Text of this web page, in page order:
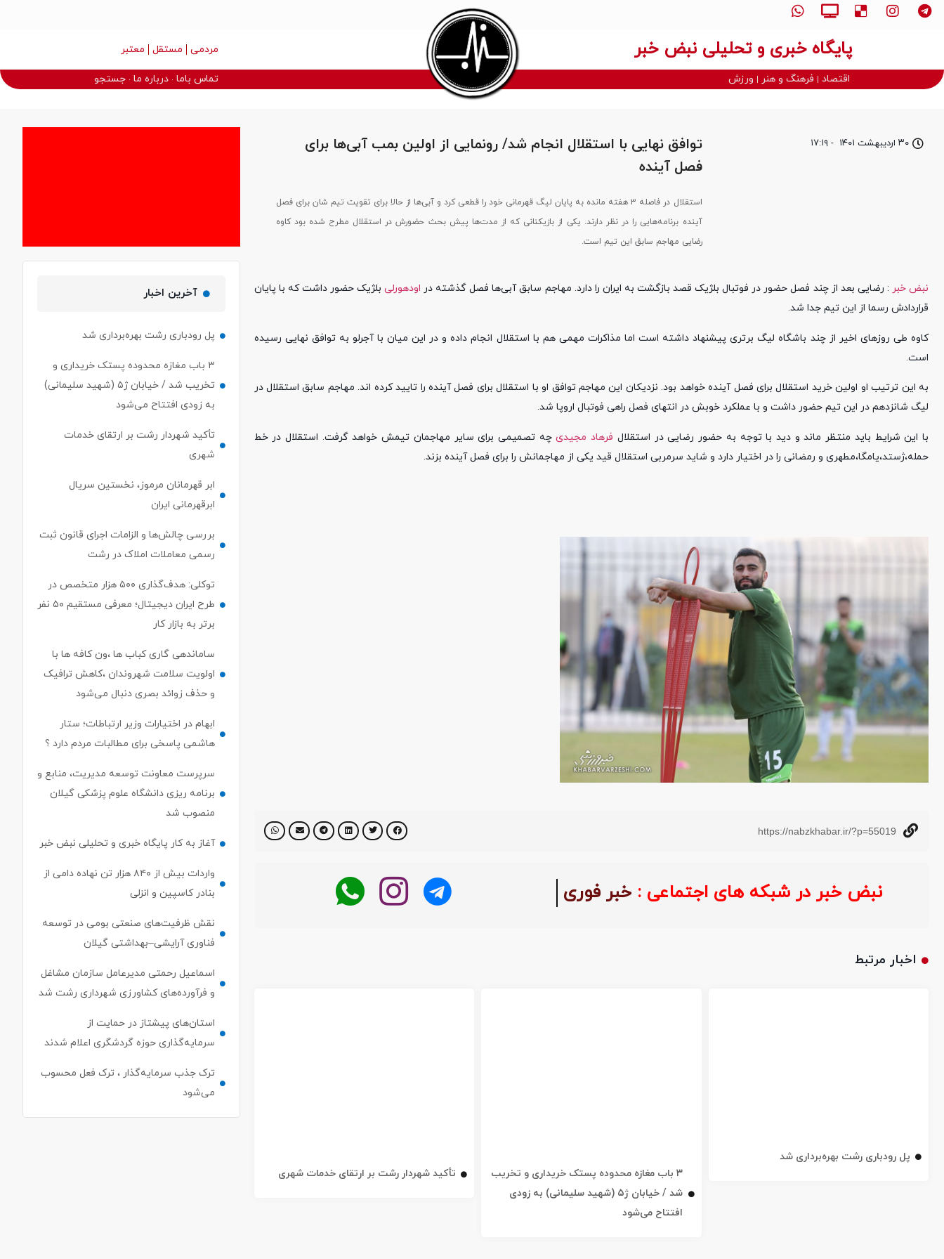
پایگاه خبری و تحلیلی نبض خبر مردمی مستقل معتبر
اقتصاد فرهنگ و هنر ورزش تماس باما درباره ما جستجو
۳۰ اردیبهشت ۱۴۰۱ - ۱۷:۱۹
توافق نهایی با استقلال انجام شد/ رونمایی از اولین بمب آبی‌ها برای
فصل آینده
استقلال در فاصله ۳ هفته مانده به پایان لیگ قهرمانی خود را قطعی کرد و آبی‌ها از حالا برای تقویت تیم شان برای فصل
آینده برنامه‌هایی را در نظر دارند. یکی از بازیکنانی که از مدت‌ها پیش بحث حضورش در استقلال مطرح شده بود کاوه
رضایی مهاجم سابق این تیم است.
نبض خبر : رضایی بعد از چند فصل حضور در فوتبال بلژیک قصد بازگشت به ایران را دارد. مهاجم سابق آبی‌ها فصل گذشته در اودهورلیبلژیک حضور داشت که با پایان
قراردادش رسما از این تیم جدا شد.
کاوه طی روزهای اخیر از چند باشگاه لیگ برتری پیشنهاد داشته است اما مذاکرات مهمی هم با استقلال انجام داده و در این میان با آجرلو به توافق نهایی رسیده
است.
به این ترتیب او اولین خرید استقلال برای فصل آینده خواهد بود. نزدیکان این مهاجم توافق او با استقلال برای فصل آینده را تایید کرده اند. مهاجم سابق استقلال در
لیگ شانزدهم در این تیم حضور داشت و با عملکرد خوبش در انتهای فصل راهی فوتبال اروپا شد.
با این شرایط باید منتظر ماند و دید با توجه به حضور رضایی در استقلال فرهاد مجیدیچه تصمیمی برای سایر مهاجمان تیمش خواهد گرفت. استقلال در خط
حمله،ژستد،یامگا،مطهری و رمضانی را در اختیار دارد و شاید سرمربی استقلال قید یکی از مهاجمانش را برای فصل آینده بزند.
https://nabzkhabar.ir/?p=55019
نبض خبر در شبکه های اجتماعی : خبر فوری
اخبار مرتبط
پل رودباری رشت بهره‌برداری شد
۳ باب مغازه محدوده پستک خریداری و تخریب
شد / خیابان ژ۵ (شهید سلیمانی) به زودی
افتتاح می‌شود
تأکید شهردار رشت بر ارتقای خدمات شهری
آخرین اخبار
پل رودباری رشت بهره‌برداری شد
۳ باب مغازه محدوده پستک خریداری و
تخریب شد / خیابان ژ۵ (شهید سلیمانی)
به زودی افتتاح می‌شود
تأکید شهردار رشت بر ارتقای خدمات
شهری
ابر قهرمانان مرموز، نخستین سریال
ابرقهرمانی ایران
بررسی چالش‌ها و الزامات اجرای قانون ثبت
رسمی معاملات املاک در رشت
توکلی: هدف‌گذاری ۵۰۰ هزار متخصص در
طرح ایران دیجیتال؛ معرفی مستقیم ۵۰ نفر
برتر به بازار کار
ساماندهی گاری کباب ها ،ون کافه ها با
اولویت سلامت شهروندان ،کاهش ترافیک
و حذف زوائد بصری دنبال می‌شود
ابهام در اختیارات وزیر ارتباطات؛ ستار
هاشمی پاسخی برای مطالبات مردم دارد ؟
سرپرست معاونت توسعه مدیریت، منابع و
برنامه ریزی دانشگاه علوم پزشکی گیلان
منصوب شد
آغاز به کار پایگاه خبری و تحلیلی نبض خبر
واردات بیش از ۸۴۰ هزار تن نهاده دامی از
بنادر كاسپین و انزلی
نقش ظرفیت‌های صنعتی بومی در توسعه
فناوری آرایشی–بهداشتی گیلان
اسماعیل رحمتی مدیرعامل سازمان مشاغل
و فرآورده‌های کشاورزی شهرداری رشت شد
استان‌های پیشتاز در حمایت از
سرمایه‌گذاری حوزه گردشگری اعلام شدند
ترک جذب سرمایه‌گذار ، ترک فعل محسوب
می‌شود